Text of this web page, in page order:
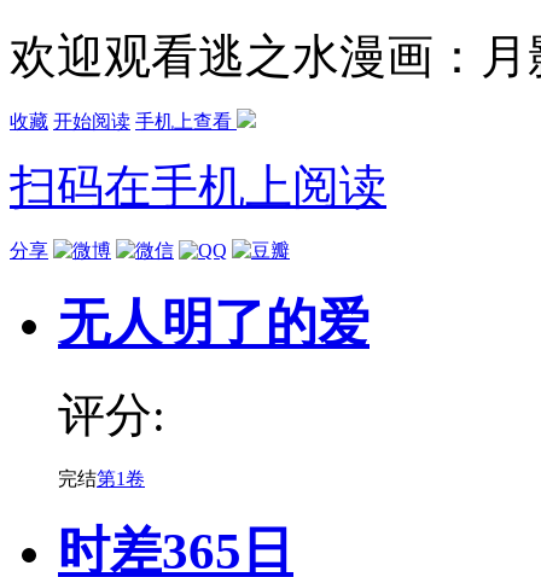
欢迎观看逃之水漫画：月
收藏 开始阅读 手机上查看
扫码在手机上阅读
分享
无人明了的爱
评分:
完结第1卷
时差365日